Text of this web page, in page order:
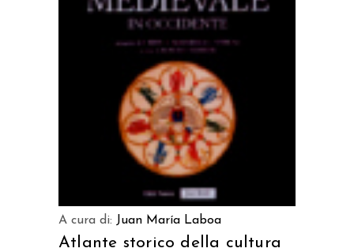
AGGIUNGI AL CARRELLO
A cura di: Juan María Laboa
Atlante storico della cultura